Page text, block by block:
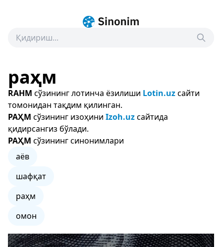
раҳм
RAHM сўзининг лотинча ёзилиши Lotin.uzсайти
томонидан тақдим қилинган.
РАҲМ сўзининг изоҳини Izoh.uzсайтида
қидирсангиз бўлади.
РАҲМ сўзининг синонимлари
аёв
шафқат
раҳм
омон